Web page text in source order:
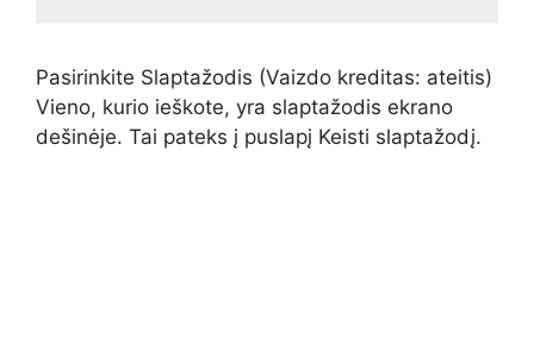
Pasirinkite Slaptažodis (Vaizdo kreditas: ateitis)
Vieno, kurio ieškote, yra slaptažodis ekrano
dešinėje. Tai pateks į puslapį Keisti slaptažodį.